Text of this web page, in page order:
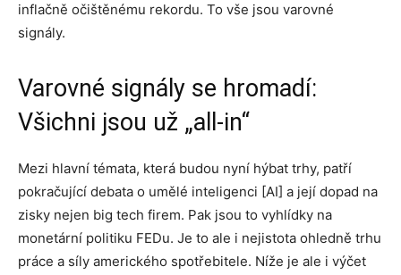
inflačně očištěnému rekordu. To vše jsou varovné
signály.
Varovné signály se hromadí:
Všichni jsou už „all-in“
Mezi hlavní témata, která budou nyní hýbat trhy, patří
pokračující debata o umělé inteligenci [AI] a její dopad na
zisky nejen big tech firem. Pak jsou to vyhlídky na
monetární politiku FEDu. Je to ale i nejistota ohledně trhu
práce a síly amerického spotřebitele. Níže je ale i výčet